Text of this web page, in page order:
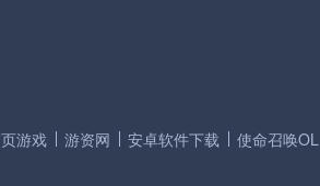
游戏 游资网 安卓软件下载 使命召唤OL